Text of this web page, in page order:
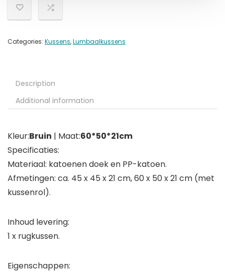
Categories: Kussens,Lumbaalkussens
Description
Additional information
Kleur:Bruin | Maat:60*50*21cm
Specificaties:
Materiaal: katoenen doek en PP-katoen.
Afmetingen: ca. 45 x 45 x 21 cm, 60 x 50 x 21 cm (met
kussenrol).
Inhoud levering:
1 x rugkussen.
Eigenschappen: